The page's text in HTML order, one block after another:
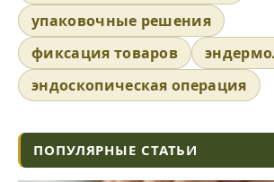
упаковочные решения
фиксация товаров
эндоскопическая операция
ПОПУЛЯРНЫЕ СТАТЬИ